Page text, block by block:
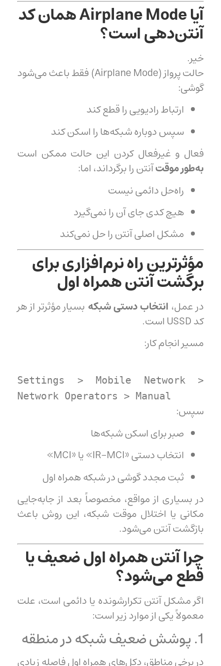
آیا Airplane Mode همان کد
آنتن‌دهی است؟
خیر.
حالت پرواز (Airplane Mode) فقط باعث می‌شود
گوشی:
ارتباط رادیویی را قطع کند
سپس دوباره شبکه‌ها را اسکن کند
فعال و غیرفعال کردن این حالت ممکن است
به‌طور موقتآنتن را برگرداند، اما:
راه‌حل دائمی نیست
هیچ کدی جای آن را نمی‌گیرد
مشکل اصلی آنتن را حل نمی‌کند
مؤثرترین راه نرم‌افزاری برای
برگشت آنتن همراه اول
در عمل، انتخاب دستی شبکه بسیار مؤثرتر از هر
کد USSD است.
مسیر انجام کار:
Settings > Mobile Network
>
Network Operators > Manual
سپس:
صبر برای اسکن شبکه‌ها
انتخاب دستی «IR-MCI» یا «MCI»
ثبت مجدد گوشی در شبکه همراه اول
در بسیاری از مواقع، مخصوصاً بعد از جابه‌جایی
مکانی یا اختلال موقت شبکه، این روش باعث
بازگشت آنتن می‌شود.
چرا آنتن همراه اول ضعیف یا
قطع می‌شود؟
اگر مشکل آنتن تکرارشونده یا دائمی است، علت
معمولاً یکی از موارد زیر است:
1. پوشش ضعیف شبکه در منطقه
در برخی مناطق، دکل‌های همراه اول فاصله زیادی